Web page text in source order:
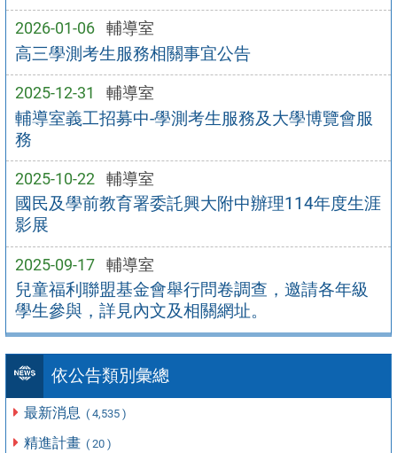
2026-01-06 輔導室
高三學測考生服務相關事宜公告
2025-12-31 輔導室
輔導室義工招募中-學測考生服務及大學博覽會服
務
2025-10-22 輔導室
國民及學前教育署委託興大附中辦理114年度生涯
影展
2025-09-17 輔導室
兒童福利聯盟基金會舉行問卷調查，邀請各年級
學生參與，詳見內文及相關網址。
依公告類別彙總
最新消息 ( 4,535 )
精進計畫 ( 20 )